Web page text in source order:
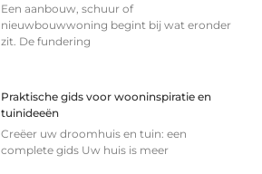
Een aanbouw, schuur of
nieuwbouwwoning begint bij wat eronder
zit. De fundering
Praktische gids voor wooninspiratie en
tuinideeën
Creëer uw droomhuis en tuin: een
complete gids Uw huis is meer